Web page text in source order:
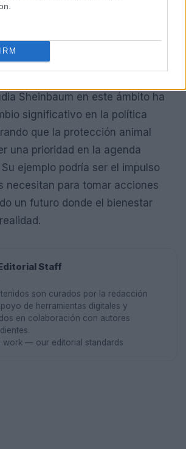
Sheinbaum en este ámbito ha
significativo en la política
que la protección animal
una prioridad en la agenda
ejemplo podría ser el impulso
necesitan para tomar acciones
un futuro donde el bienestar
Staff
son curados por la redacción
de herramientas digitales y
en colaboración con autores
work — our editorial standards